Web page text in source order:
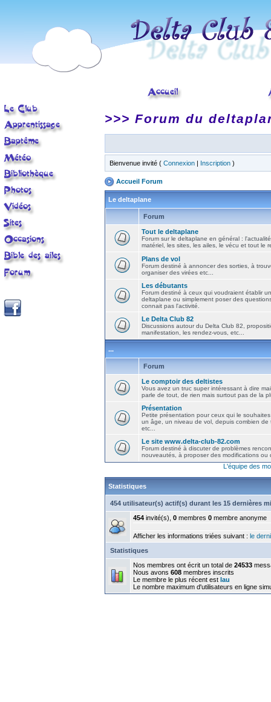
>>> Forum du
Bienvenue invité ( Connexion | Inscription )
Accueil Forum
Le deltaplane
Forum
Tout le deltaplane
Forum sur le deltaplane en général :
matériel, les sites, les ailes, le vécu et tout le
Plans de vol
Forum destiné à annoncer des sorties, à
organiser des virées etc...
Les débutants
Forum destiné à ceux qui voudraient établir
deltaplane ou simplement poser des
connait pas l'activité.
Le Delta Club 82
Discussions autour du Delta Club 82,
manifestation, les rendez-vous, etc...
...
Forum
Le comptoir des deltistes
Vous avez un truc super intéressant à dire
parle de tout, de rien mais surtout pas de la
Présentation
Petite présentation pour ceux qui le
un âge, un niveau de vol, depuis combien de
etc...
Le site www.delta-club-82.com
Forum destiné à discuter de problèmes
nouveautés, à proposer des modifications ou
L'équipe des
Statistiques
454 utilisateur(s) actif(s) durant les 15 dernières
454 invité(s), 0 membres 0 membre anonyme
Afficher les informations triées suivant : le
Statistiques
Nos membres ont écrit un total de 24533
Nous avons 608 membres inscrits
Le membre le plus récent est lau
Le nombre maximum d'utilisateurs en ligne